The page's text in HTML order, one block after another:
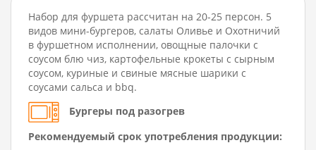
Набор для фуршета рассчитан на 20-25 персон. 5
видов мини-бургеров, салаты Оливье и Охотничий
в фуршетном исполнении, овощные палочки с
соусом блю чиз, картофельные крокеты с сырным
соусом, куриные и свиные мясные шарики с
соусами сальса и bbq.
Бургеры под разогрев
Рекомендуемый срок употребления продукции: